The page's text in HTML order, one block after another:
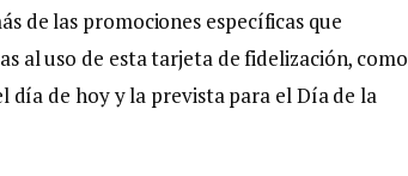
de las promociones específicas que
al uso de esta tarjeta de fidelización, como
de hoy y la prevista para el Día de la